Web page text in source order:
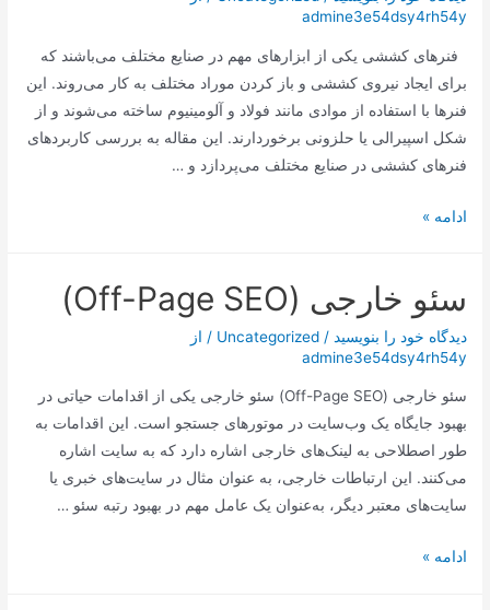
امروز
به
پایان
می‌رسد
admine3e54dsy4rh54y
فنرهای کششی یکی از ابزارهای مهم در صنایع مختلف می‌باشند که
برای ایجاد نیروی کششی و باز کردن موراد مختلف به کار می‌روند. این
فنرها با استفاده از موادی مانند فولاد و آلومینیوم ساخته می‌شوند و از
شکل اسپیرالی یا حلزونی برخوردارند. این مقاله به بررسی کاربردهای
فنرهای کششی در صنایع مختلف می‌پردازد و …
:
کششی
صنایع
ادامه »
سئو خارجی (Off-Page SEO)
دیدگاه‌ خود را بنویسید /
Uncategorized / از
admine3e54dsy4rh54y
سئو خارجی (Off-Page SEO) سئو خارجی یکی از اقدامات حیاتی در
بهبود جایگاه یک وب‌سایت در موتورهای جستجو است. این اقدامات به
طور اصطلاحی به لینک‌های خارجی اشاره دارد که به سایت اشاره
می‌کنند. این ارتباطات خارجی، به عنوان مثال در سایت‌های خبری یا
سایت‌های معتبر دیگر، به‌عنوان یک عامل مهم در بهبود رتبه سئو …
سئو
ادامه »